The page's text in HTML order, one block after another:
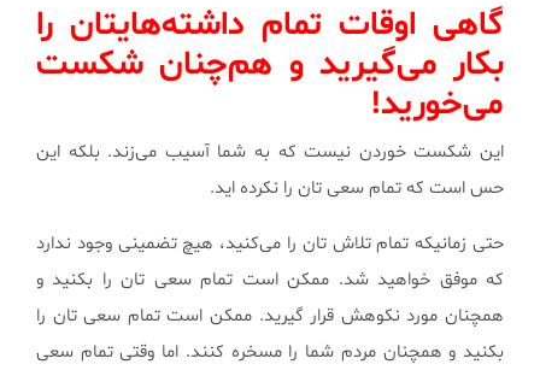
گاهی اوقات تمام داشته‌هایتان را
بكار می‌گیرید و هم‌چنان شكست
می‌خورید!
این شكست خوردن نیست كه به شما آسیب می‌زند. بلكه این
حس است كه تمام سعی تان را نكرده اید.
حتی زمانیكه تمام تلاش تان را می‌كنید، هیچ تضمینی وجود ندارد
كه موفق خواهید شد. ممكن است تمام سعی تان را بكنید و
همچنان مورد نكوهش قرار گیرید. ممكن است تمام سعی تان را
بكنید و همچنان مردم شما را مسخره كنند. اما وقتی تمام سعی